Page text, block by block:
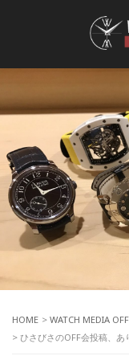
HOME > WATCH MEDIA
> ひさびさのOFF会投稿、